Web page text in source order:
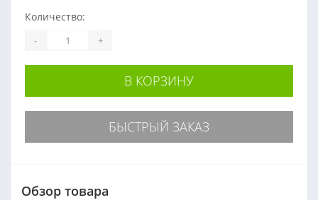
Количество:
- +
В КОРЗИНУ
БЫСТРЫЙ ЗАКАЗ
Обзор товара